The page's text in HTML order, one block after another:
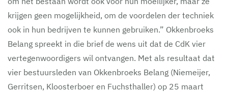
krijgen geen mogelijkheid, om de voordelen der techniek
ook in hun bedrijven te kunnen gebruiken.” Okkenbroeks
Belang spreekt in die brief de wens uit dat de CdK vier
vertegenwoordigers wil ontvangen. Met als resultaat dat
vier bestuursleden van Okkenbroeks Belang (Niemeijer,
Gerritsen, Kloosterboer en Fuchsthaller) op 25 maart